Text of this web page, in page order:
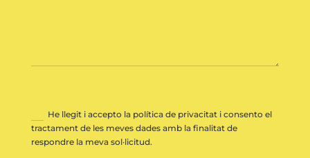
He llegit i accepto la política de privacitat i consento el
tractament de les meves dades amb la finalitat de
respondre la meva sol·licitud.